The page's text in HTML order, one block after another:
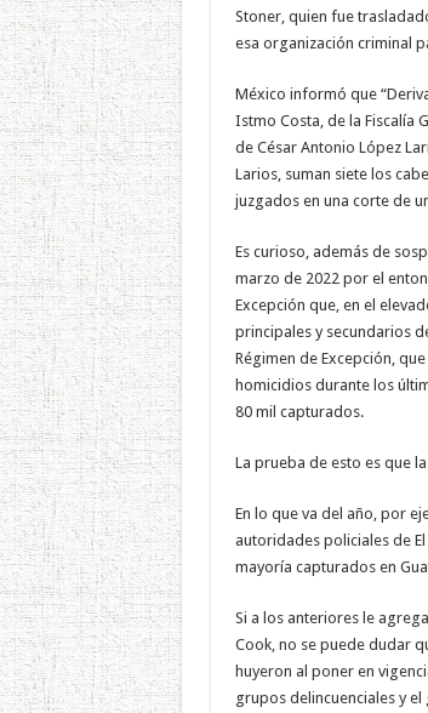
Stoner, quien fue
esa organización criminal
México informó que
Istmo Costa, de la Fiscalía
de César Antonio López
Larios, suman siete los
juzgados en una corte de
Es curioso, además de
marzo de 2022 por el
Excepción que, en el
principales y secundarios
Régimen de Excepción,
homicidios durante los
80 mil capturados.
La prueba de esto es que
En lo que va del año, por
autoridades policiales de
mayoría capturados en
Si a los anteriores le
Cook, no se puede dudar
huyeron al poner en
grupos delincuenciales y